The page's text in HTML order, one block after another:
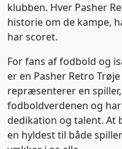
klubben. Hver Pasher
historie om de kampe,
har scoret.
For fans af fodbold og
er en Pasher Retro
repræsenterer en
fodboldverdenen og
dedikation og talent. At
en hyldest til både